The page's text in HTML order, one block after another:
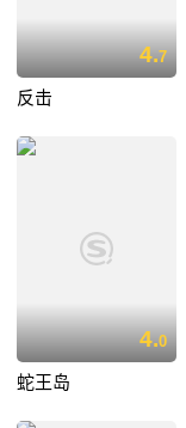
4.7
反击
4.0
蛇王岛